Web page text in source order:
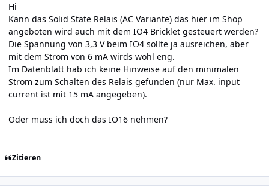
Hi
Kann das Solid State Relais (AC Variante) das hier im Shop
angeboten wird auch mit dem IO4 Bricklet gesteuert werden?
Die Spannung von 3,3 V beim IO4 sollte ja ausreichen, aber
mit dem Strom von 6 mA wirds wohl eng.
Im Datenblatt hab ich keine Hinweise auf den minimalen
Strom zum Schalten des Relais gefunden (nur Max. input
current ist mit 15 mA angegeben).
Oder muss ich doch das IO16 nehmen?
Zitieren